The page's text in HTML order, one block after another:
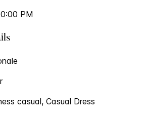
PM
casual, Casual Dress